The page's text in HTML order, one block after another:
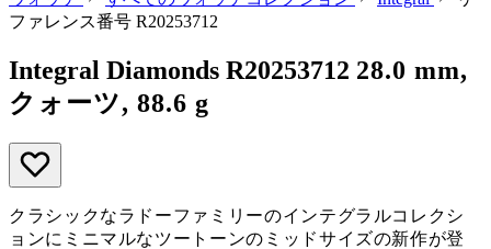
ファレンス番号 R20253712
Integral Diamonds R20253712 28.0 mm,
クォーツ, 88.6 g
クラシックなラドーファミリーのインテグラルコレクシ
ョンにミニマルなツートーンのミッドサイズの新作が登